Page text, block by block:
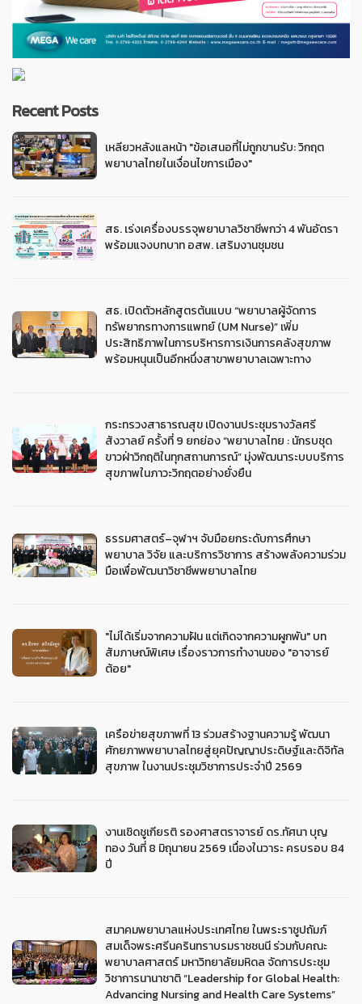
Recent Posts
เหลียวหลังแลหน้า "ข้อเสนอที่ไม่ถูกขานรับ: วิกฤต
พยาบาลไทยในเงื่อนไขการเมือง"
สธ. เร่งเครื่องบรรจุพยาบาลวิชาชีพกว่า 4 พันอัตรา
พร้อมแจงบทบาท อสพ. เสริมงานชุมชน
สธ. เปิดตัวหลักสูตรต้นแบบ “พยาบาลผู้จัดการ
ทรัพยากรทางการแพทย์ (UM Nurse)” เพิ่ม
ประสิทธิภาพในการบริหารการเงินการคลังสุขภาพ
พร้อมหนุนเป็นอีกหนึ่งสาขาพยาบาลเฉพาะทาง
กระทรวงสาธารณสุข เปิดงานประชุมรางวัลศรี
สังวาลย์ ครั้งที่ 9 ยกย่อง “พยาบาลไทย : นักรบชุด
ขาวฝ่าวิกฤติในทุกสถานการณ์” มุ่งพัฒนาระบบบริการ
สุขภาพในภาวะวิกฤตอย่างยั่งยืน
ธรรมศาสตร์–จุฬาฯ จับมือยกระดับการศึกษา
พยาบาล วิจัย และบริการวิชาการ สร้างพลังความร่วม
มือเพื่อพัฒนาวิชาชีพพยาบาลไทย
"ไม่ได้เริ่มจากความฝัน แต่เกิดจากความผูกพัน" บท
สัมภาษณ์พิเศษ เรื่องราวการทำงานของ "อาจารย์
ต้อย"
เครือข่ายสุขภาพที่ 13 ร่วมสร้างฐานความรู้ พัฒนา
ศักยภาพพยาบาลไทยสู่ยุคปัญญาประดิษฐ์และดิจิทัล
สุขภาพ ในงานประชุมวิชาการประจำปี 2569
งานเชิดชูเกียรติ รองศาสตราจารย์ ดร.ทัศนา บุญ
ทอง วันที่ 8 มิถุนายน 2569 เนื่องในวาระ ครบรอบ 84
ปี
สมาคมพยาบาลแห่งประเทศไทย ในพระราชูปถัมภ์
สมเด็จพระศรีนครินทราบรมราชชนนี ร่วมกับคณะ
พยาบาลศาสตร์ มหาวิทยาลัยมหิดล จัดการประชุม
วิชาการนานาชาติ “Leadership for Global Health:
Advancing Nursing and Health Care Systems”